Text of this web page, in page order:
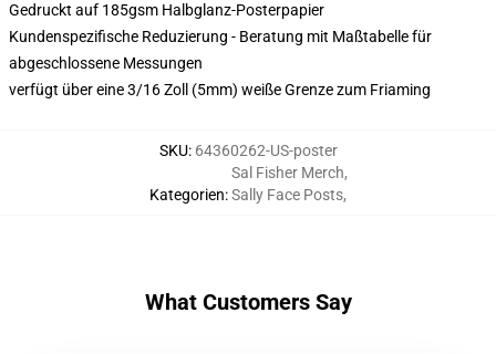
Gedruckt auf 185gsm Halbglanz-Posterpapier
Kundenspezifische Reduzierung - Beratung mit Maßtabelle für
abgeschlossene Messungen
verfügt über eine 3/16 Zoll (5mm) weiße Grenze zum Friaming
SKU: 64360262-US-poster
Kategorien:
Sal Fisher Merch,
Sally Face Posts,
What Customers Say